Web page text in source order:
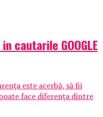
cautarile GOOGLE
este acerbă, să fii
face diferența dintre